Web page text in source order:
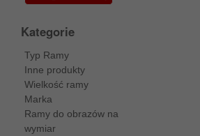
Kategorie
Typ Ramy
Inne produkty
Wielkość ramy
Marka
Ramy do obrazów na
wymiar